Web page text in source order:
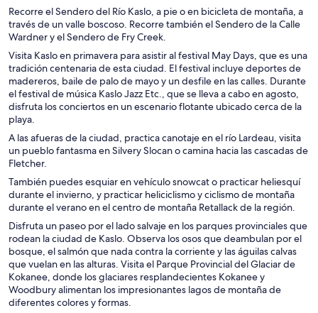
a
Recorre el Sendero del Río Kaslo, a pie o en bicicleta de montaña, a
través de un valle boscoso. Recorre también el Sendero de la Calle
Wardner y el Sendero de Fry Creek.
Visita Kaslo en primavera para asistir al festival May Days, que es una
tradición centenaria de esta ciudad. El festival incluye deportes de
madereros, baile de palo de mayo y un desfile en las calles. Durante
el festival de música Kaslo Jazz Etc., que se lleva a cabo en agosto,
disfruta los conciertos en un escenario flotante ubicado cerca de la
playa.
A las afueras de la ciudad, practica canotaje en el río Lardeau, visita
un pueblo fantasma en Silvery Slocan o camina hacia las cascadas de
Fletcher.
También puedes esquiar en vehículo snowcat o practicar heliesquí
durante el invierno, y practicar heliciclismo y ciclismo de montaña
durante el verano en el centro de montaña Retallack de la región.
Disfruta un paseo por el lado salvaje en los parques provinciales que
rodean la ciudad de Kaslo. Observa los osos que deambulan por el
bosque, el salmón que nada contra la corriente y las águilas calvas
que vuelan en las alturas. Visita el Parque Provincial del Glaciar de
Kokanee, donde los glaciares resplandecientes Kokanee y
Woodbury alimentan los impresionantes lagos de montaña de
diferentes colores y formas.